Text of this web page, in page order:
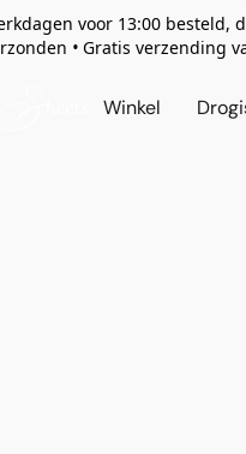
voor 13:00 besteld,
• Gratis verzending
Winkel